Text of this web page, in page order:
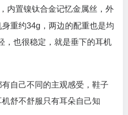
内置镍钛合金记忆金属丝，外
重约34g，两边的配重也是均
，也很稳定，就是垂下的耳机
自己不同的主观感受，鞋子
舒不舒服只有耳朵自己知